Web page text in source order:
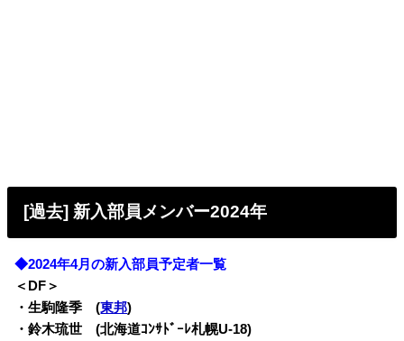
[過去] 新入部員メンバー2024年
◆2024年4月の新入部員予定者一覧
＜DF＞
・生駒隆季 (東邦)
・鈴木琉世 (北海道ｺﾝｻﾄﾞｰﾚ札幌U-18)